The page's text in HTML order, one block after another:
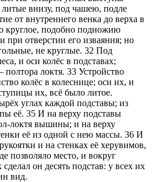
внизу, под чашею, подле
от внутреннего венка до верха в
круглое, подобно подножию
при отверстии его изваяния; но
не круглые. 32 Под
и оси колёс в подставах;
локтя. 33 Устройство
колёс в колеснице; оси их, и
их, всё было литое.
углах каждой подставы; из
её. 35 И на верху подставы
локтя вышины; и на верху
её из одной с нею массы. 36 И
и на стенках её херувимов,
позволяло место, и вокруг
сделал он десять подстав: у всех их
вид.